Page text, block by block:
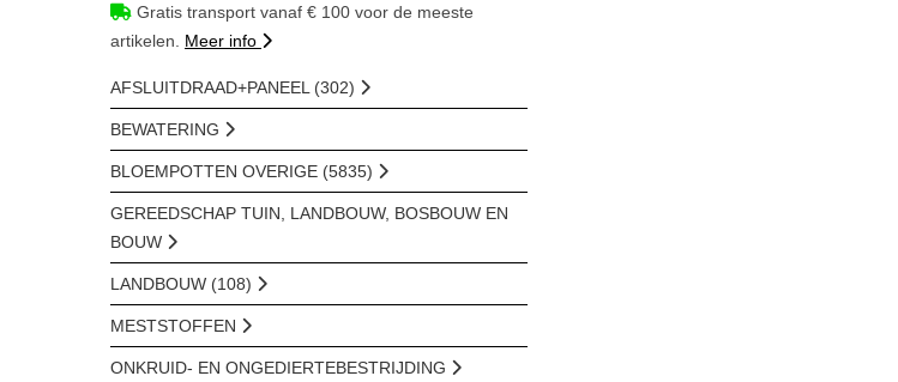
Gratis transport vanaf € 100 voor de meeste
artikelen. Meer info
AFSLUITDRAAD+PANEEL (302)
BEWATERING
BLOEMPOTTEN OVERIGE (5835)
GEREEDSCHAP TUIN, LANDBOUW, BOSBOUW EN
BOUW
LANDBOUW (108)
MESTSTOFFEN
ONKRUID- EN ONGEDIERTEBESTRIJDING